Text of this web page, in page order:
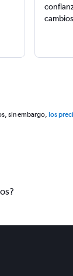
sin embargo, los